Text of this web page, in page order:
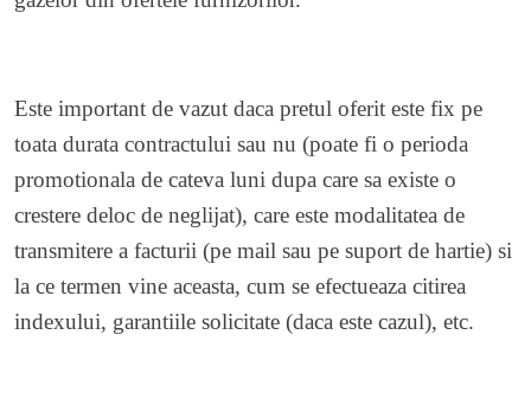
Este important de vazut daca pretul oferit este fix pe
toata durata contractului sau nu (poate fi o perioda
promotionala de cateva luni dupa care sa existe o
crestere deloc de neglijat), care este modalitatea de
transmitere a facturii (pe mail sau pe suport de hartie) si
la ce termen vine aceasta, cum se efectueaza citirea
indexului, garantiile solicitate (daca este cazul), etc.